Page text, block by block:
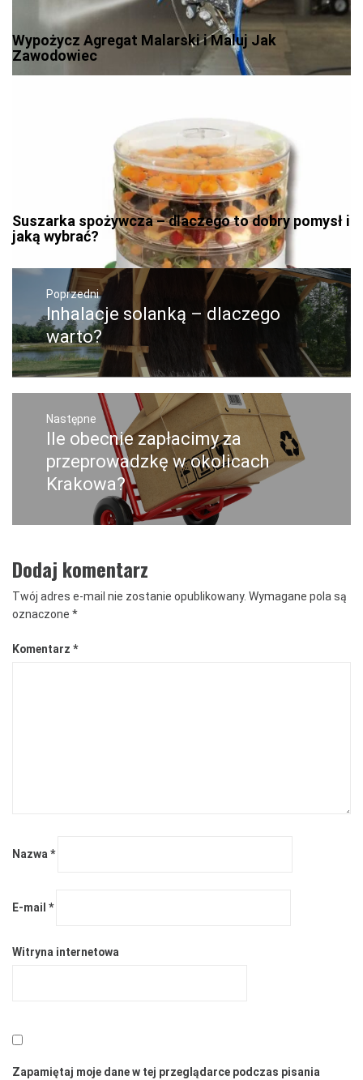
Wypożycz Agregat Malarski i Maluj Jak
Zawodowiec
Suszarka spożywcza – dlaczego to dobry pomysł i
jaką wybrać?
Nawigacja
wpisuPoprzedni
Poprzedni
wpis:
Inhalacje solanką – dlaczego
warto?
Następne
Następny
Ile obecnie zapłacimy za
przeprowadzkę w okolicach
Krakowa?
Dodaj komentarz
Twój adres e-mail nie zostanie opublikowany. Wymagane pola są
oznaczone *
Komentarz *
Nazwa*
E-mail *
Witryna internetowa
Zapamiętaj moje dane w tej przeglądarce podczas pisania